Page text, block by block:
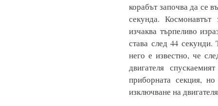
корабът започва да се
секунда.
изчаква търпеливо
става след 44 секунди.
него е известно, че
двигателя
приборната секция,
изключване на